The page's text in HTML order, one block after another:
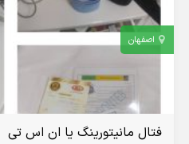
اصفهان
فتال مانیتورینگ یا ان اس تی